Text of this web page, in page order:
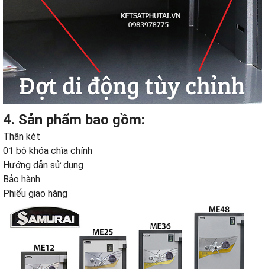
4. Sản phẩm bao gồm:
Thân két
01 bộ khóa chìa chính
Hướng dẫn sử dụng
Bảo hành
Phiếu giao hàng